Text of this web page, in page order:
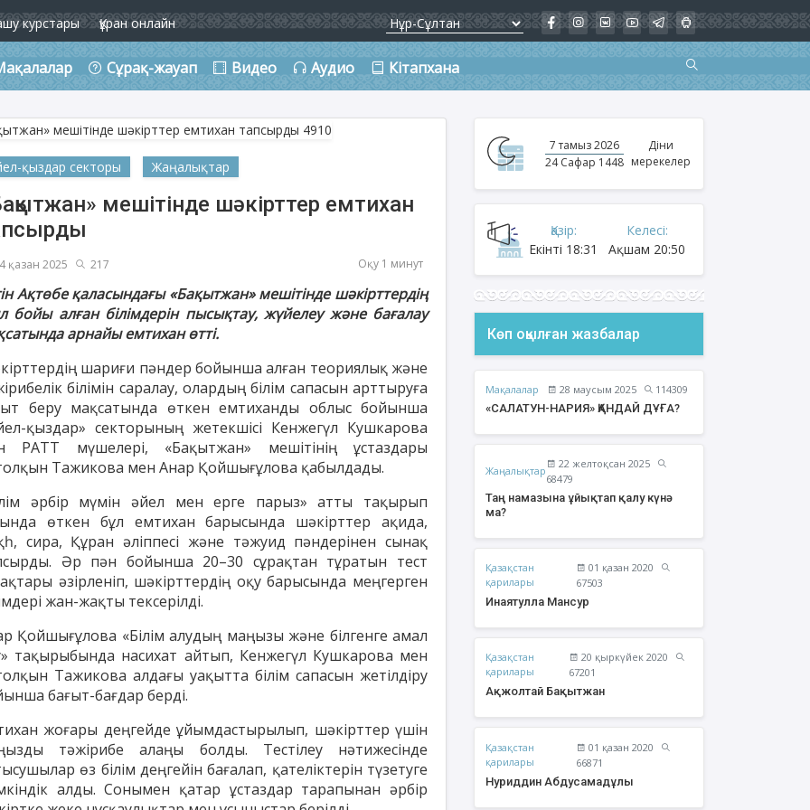
курстары Құран онлайн
Сұрақ-жауап Видео Аудио Кітапхана
Бекжан
Жұмабаев Данияр
Әлимұхамедұлы
Ақжолтай Бақытжан
Әбішев Қуаныш
қыздар секторы Жаңалықтар
мешітінде шәкірттер емтихан
қазан 2025 217 Оқу 1 минут
Ақтөбе қаласындағы «Бақытжан» мешітінде шәкірттердің
бойы алған білімдерін пысықтау, жүйелеу және бағалау
арнайы емтихан өтті.
шариғи пәндер бойынша алған теориялық және
білімін саралау, олардың білім сапасын арттыруға
беру мақсатында өткен емтиханды облыс бойынша
қыздар» секторының жетекшісі Кенжегүл Кушкарова
РАТТ мүшелері, «Бақытжан» мешітінің ұстаздары
Тажикова мен Анар Қойшығұлова қабылдады.
әрбір мүмін әйел мен ерге парыз» атты тақырып
өткен бұл емтихан барысында шәкірттер ақида,
сира, Құран әліппесі және тәжуид пәндерінен сынақ
Әр пән бойынша 20–30 сұрақтан тұратын тест
әзірленіп, шәкірттердің оқу барысында меңгерген
жан-жақты тексерілді.
Қойшығұлова «Білім алудың маңызы және білгенге амал
тақырыбында насихат айтып, Кенжегүл Кушкарова мен
Тажикова алдағы уақытта білім сапасын жетілдіру
бағыт-бағдар берді.
жоғары деңгейде ұйымдастырылып, шәкірттер үшін
тәжірибе алаңы болды. Тестілеу нәтижесінде
өз білім деңгейін бағалап, қателіктерін түзетуге
алды. Сонымен қатар ұстаздар тарапынан әрбір
7 тамыз 2026
24 Сафар 1448
Діни
мерекелер
Қазір:
Екінті 18:31
Келесі:
Ақшам 20:50
Көп оқылған жазбалар
Мақалалар 28 маусым 2025
114309
«САЛАТУН-НАРИЯ» ҚАНДАЙ ДҰҒА?
Жаңалықтар
22 желтоқсан 2025
68479
Таң намазына ұйықтап қалу күнә
ма?
Қазақстан
қарилары
01 қазан 2020
67503
Инаятулла Мансур
Қазақстан
қарилары
20 қыркүйек 2020
67201
Ақжолтай Бақытжан
Қазақстан
қарилары
01 қазан 2020
66871
Нуриддин Абдусамадұлы